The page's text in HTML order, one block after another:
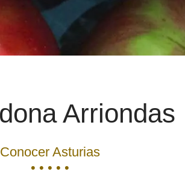
Arriondas
Conocer Asturias
• • • • •